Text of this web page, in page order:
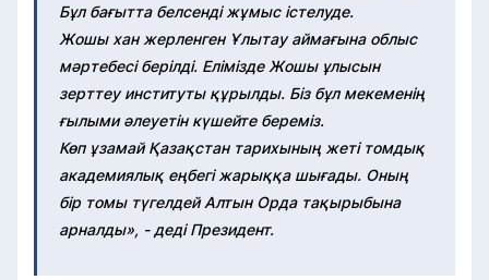
Бұл бағытта белсенді жұмыс істелуде.
Жошы хан жерленген Ұлытау аймағына облыс
мәртебесі берілді. Елімізде Жошы ұлысын
зерттеу институты құрылды. Біз бұл мекеменің
ғылыми әлеуетін күшейте береміз.
Көп ұзамай Қазақстан тарихының жеті томдық
академиялық еңбегі жарыққа шығады. Оның
бір томы түгелдей Алтын Орда тақырыбына
арналды», - деді Президент.